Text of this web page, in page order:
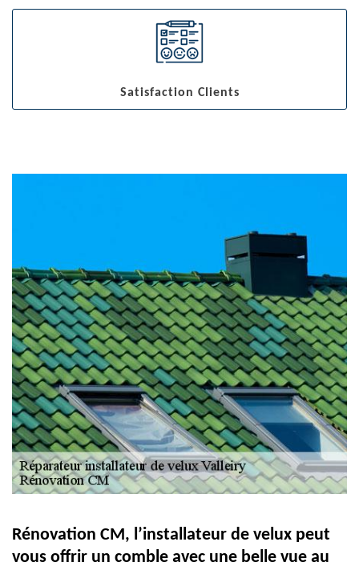
Satisfaction Clients
Rénovation CM, l’installateur de velux peut
vous offrir un comble avec une belle vue au